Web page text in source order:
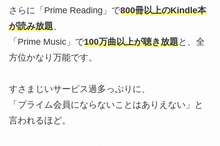
さらに「Prime Reading」で800冊以上のKindle本
が読み放題、
「Prime Music」で100万曲以上が聴き放題と、全
方位かなり万能です。
すさまじいサーピス過多っぷりに、
「プライム会員にならないことはありえない」と
言われるほど。